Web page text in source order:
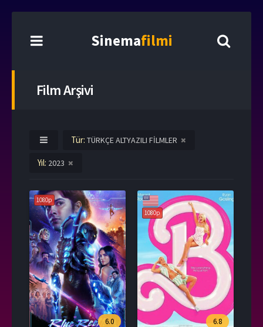
Sinemafilmi
Film Arşivi
Tür: TÜRKÇE ALTYAZILI FİLMLER
Yıl: 2023
1080p
6.0
1080p
6.8